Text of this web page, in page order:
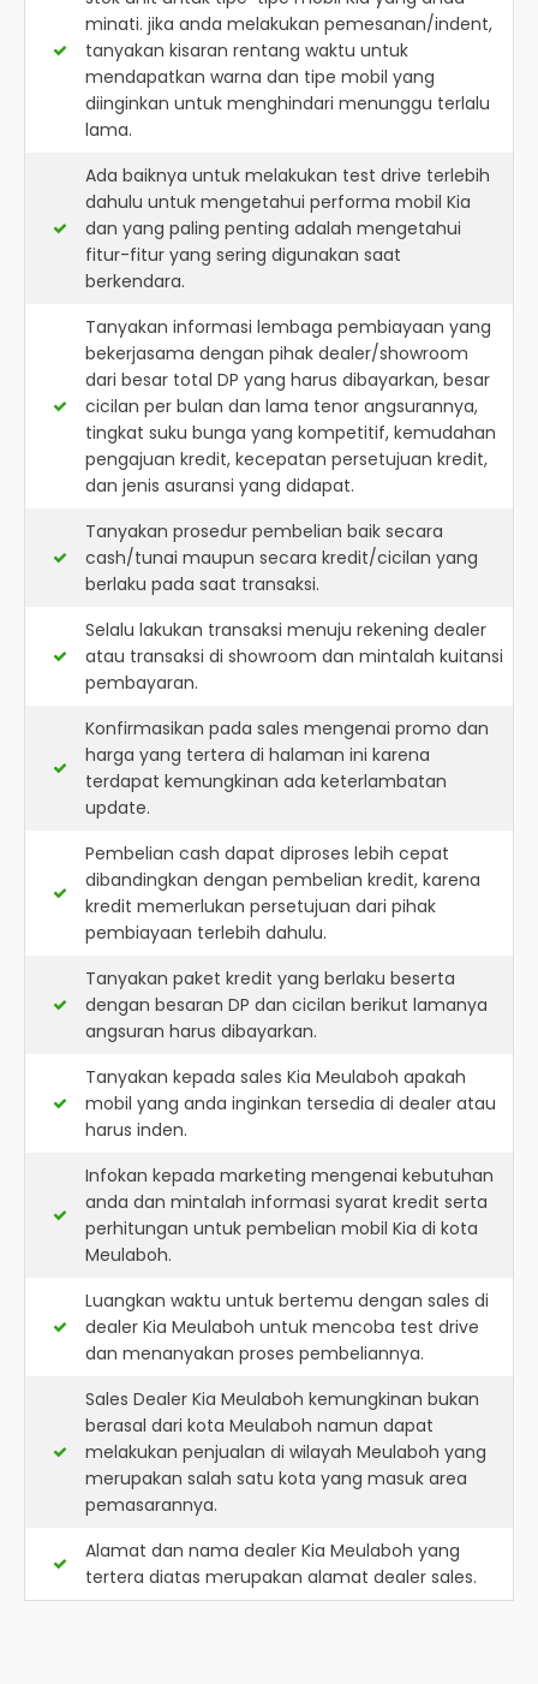
minati. jika anda melakukan pemesanan/indent,
tanyakan kisaran rentang waktu untuk
mendapatkan warna dan tipe mobil yang
diinginkan untuk menghindari menunggu terlalu
lama.
Ada baiknya untuk melakukan test drive terlebih
dahulu untuk mengetahui performa mobil Kia
dan yang paling penting adalah mengetahui
fitur-fitur yang sering digunakan saat
berkendara.
Tanyakan informasi lembaga pembiayaan yang
bekerjasama dengan pihak dealer/showroom
dari besar total DP yang harus dibayarkan, besar
cicilan per bulan dan lama tenor angsurannya,
tingkat suku bunga yang kompetitif, kemudahan
pengajuan kredit, kecepatan persetujuan kredit,
dan jenis asuransi yang didapat.
Tanyakan prosedur pembelian baik secara
cash/tunai maupun secara kredit/cicilan yang
berlaku pada saat transaksi.
Selalu lakukan transaksi menuju rekening dealer
atau transaksi di showroom dan mintalah kuitansi
pembayaran.
Konfirmasikan pada sales mengenai promo dan
harga yang tertera di halaman ini karena
terdapat kemungkinan ada keterlambatan
update.
Pembelian cash dapat diproses lebih cepat
dibandingkan dengan pembelian kredit, karena
kredit memerlukan persetujuan dari pihak
pembiayaan terlebih dahulu.
Tanyakan paket kredit yang berlaku beserta
dengan besaran DP dan cicilan berikut lamanya
angsuran harus dibayarkan.
Tanyakan kepada sales Kia Meulaboh apakah
mobil yang anda inginkan tersedia di dealer atau
harus inden.
Infokan kepada marketing mengenai kebutuhan
anda dan mintalah informasi syarat kredit serta
perhitungan untuk pembelian mobil Kia di kota
Meulaboh.
Luangkan waktu untuk bertemu dengan sales di
dealer Kia Meulaboh untuk mencoba test drive
dan menanyakan proses pembeliannya.
Sales Dealer Kia Meulaboh kemungkinan bukan
berasal dari kota Meulaboh namun dapat
melakukan penjualan di wilayah Meulaboh yang
merupakan salah satu kota yang masuk area
pemasarannya.
Alamat dan nama dealer Kia Meulaboh yang
tertera diatas merupakan alamat dealer sales.